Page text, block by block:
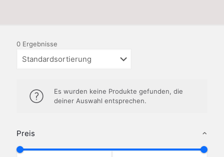
Preis
0 Ergebnisse
Es wurden keine Produkte gefunden, die
deiner Auswahl entsprechen.